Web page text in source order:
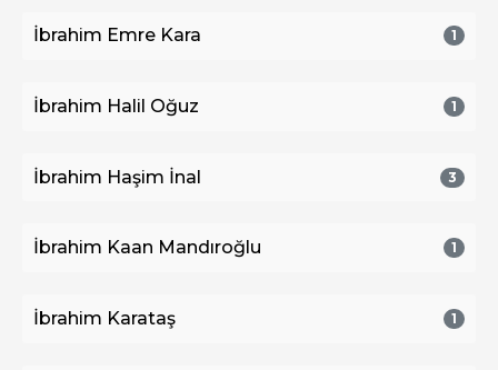
İbrahim Emre Kara 1
İbrahim Halil Oğuz 1
İbrahim Haşim İnal 3
İbrahim Kaan Mandıroğlu 1
İbrahim Karataş 1